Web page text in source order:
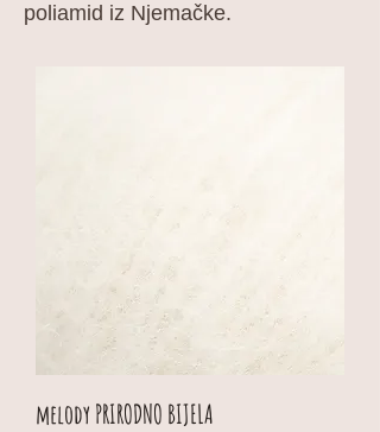
poliamid iz Njemačke.
melody PRIRODNO BIJELA